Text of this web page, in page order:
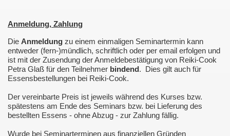
Anmeldung, Zahlung
Die Anmeldung zu einem einmaligen Seminartermin kann
entweder (fern-)mündlich, schriftlich oder per email erfolgen und
ist mit der Zusendung der Anmeldebestätigung von Reiki-Cook
Petra Glaß für den Teilnehmer bindend . Dies gilt auch für
Essensbestellungen bei Reiki-Cook.
Der vereinbarte Preis ist jeweils während des Kurses bzw.
spätestens am Ende des Seminars bzw. bei Lieferung des
bestellten Essens - ohne Abzug - zur Zahlung fällig.
Wurde bei Seminarterminen aus finanziellen Gründen